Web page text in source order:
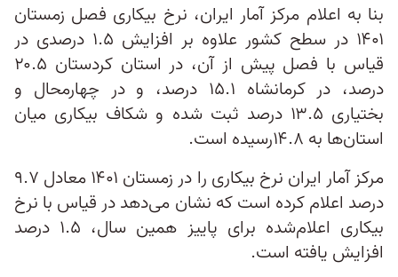
بنا به اعلام مرکز آمار ایران، نرخ بیکاری فصل زمستان
۱۴۰۱ در سطح کشور علاوه بر افزایش ۱.۵ درصدی در
قیاس با فصل پیش از آن، در استان کردستان ۲۰.۵
درصد، در کرمانشاه ۱۵.۱ درصد، و در چهارمحال و
بختیاری ۱۳.۵ درصد ثبت شده و شکاف بیکاری میان
استان‌ها به ۱۴.۸رسیده است.
مرکز آمار ایران نرخ بیکاری را در زمستان ۱۴۰۱ معادل ۹.۷
درصد اعلام کرده است که نشان می‌دهد در قیاس با نرخ
بیکاری اعلام‌شده برای پاییز همین سال، ۱.۵ درصد
افزایش یافته است.